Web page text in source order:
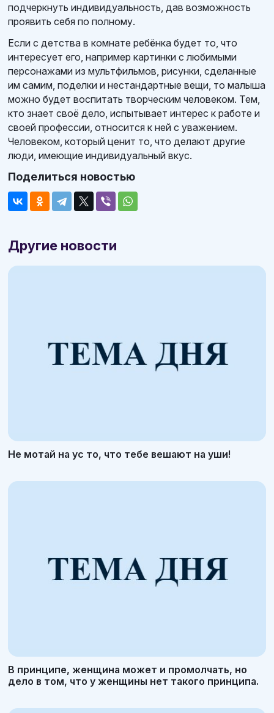
подчеркнуть индивидуальность, дав возможность
проявить себя по полному.
Если с детства в комнате ребёнка будет то, что
интересует его, например картинки с любимыми
персонажами из мультфильмов, рисунки, сделанные
им самим, поделки и нестандартные вещи, то малыша
можно будет воспитать творческим человеком. Тем,
кто знает своё дело, испытывает интерес к работе и
своей профессии, относится к ней с уважением.
Человеком, который ценит то, что делают другие
люди, имеющие индивидуальный вкус.
Поделиться новостью
Другие новости
Не мотай на ус то, что тебе вешают на уши!
В принципе, женщина может и промолчать, но
дело в том, что у женщины нет такого принципа.